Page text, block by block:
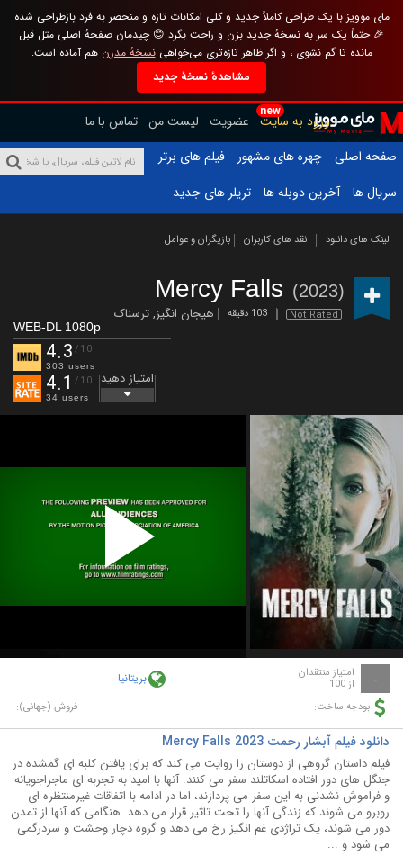
مای موویز با یک طراحی کاملاً جدید و کلی امکانات تازه و منحصر به فرد بازطراحی شده
🎉 حتماً یک سر به نسخهٔ جدید بزن و راحت بگرد 😊 چیدمان صفحهٔ اصلی مثل قبل
مانده تا گم نشوی ، و اگر ظاهر تازه‌تری می‌خواهینسخهٔ مدرن هم آماده است.
مشاهدهٔ نسخهٔ جدید
new
ورود به سایت عضویت لیست من تماس با ما
صفحه اصلی
چهره های مشهور
فیلم های برتر
سریال ها
آخرین دوبله ها تریلر های جدید
لینک های دانلود نقد های کاربران بازیگران و عوامل
Mercy Falls (2023)
Not Rated 103 دقیقه هیجان انگیز,ترسناک
WEB-DL 1080p
4.3 /10
303 users
4.1 /10
34 users
امتیاز دهید
Play
Video
- امتیاز منتقدان
از 100 بریتانیا
بودجه ساخت:- فروش (جهانی):-
دانلود فیلم آبشار رحمت Mercy Falls 2023
فیلم داستان گروهی از دوستان را روایت می کند که برای یافتن کلبه ای گمشده در
جنگل های دور افتاده اسکاتلند سفر می کنند. آنها با امید به تجربه ای ماجراجویانه
و فراموش نشدنی به این سفر می پردازند، اما در ادامه با اتفاقات غیرمنتظره ای
روبرو می شوند که زندگی آنها را تحت تاثیر قرار می دهد. هنگامی که آنها از تمدن
دور می شوند، یک تراژدی غم انگیز رخ می دهد و گروه دچار وحشت و سردرگمی
می شود و ...